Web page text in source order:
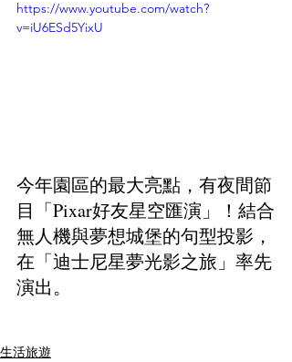
https://www.youtube.com/watch?
v=iU6ESd5YixU
今年園區的最大亮點，有夜間節
目「Pixar好友星空匯演」！結合
無人機與夢想城堡的句型投影，
在「迪士尼星夢光影之旅」率先
演出。
生活旅遊